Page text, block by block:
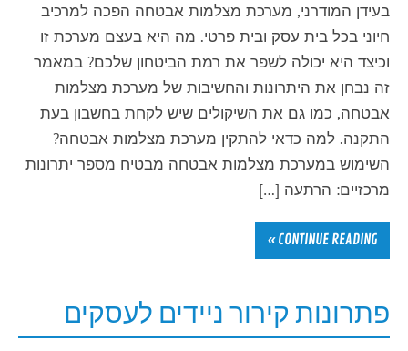
בעידן המודרני, מערכת מצלמות אבטחה הפכה למרכיב
חיוני בכל בית עסק ובית פרטי. מה היא בעצם מערכת זו
וכיצד היא יכולה לשפר את רמת הביטחון שלכם? במאמר
זה נבחן את היתרונות והחשיבות של מערכת מצלמות
אבטחה, כמו גם את השיקולים שיש לקחת בחשבון בעת
התקנה. למה כדאי להתקין מערכת מצלמות אבטחה?
השימוש במערכת מצלמות אבטחה מבטיח מספר יתרונות
מרכזיים: הרתעה […]
CONTINUE READING »
פתרונות קירור ניידים לעסקים